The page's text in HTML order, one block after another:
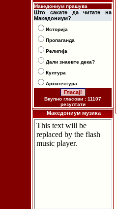
Македониум прашува
Што сакате да читате на
Македониум?
Историја
Пропаганда
Религија
Дали знаевте дека?
Култура
Архитектура
Вкупно гласови : 11107
резултати
Македониум музика